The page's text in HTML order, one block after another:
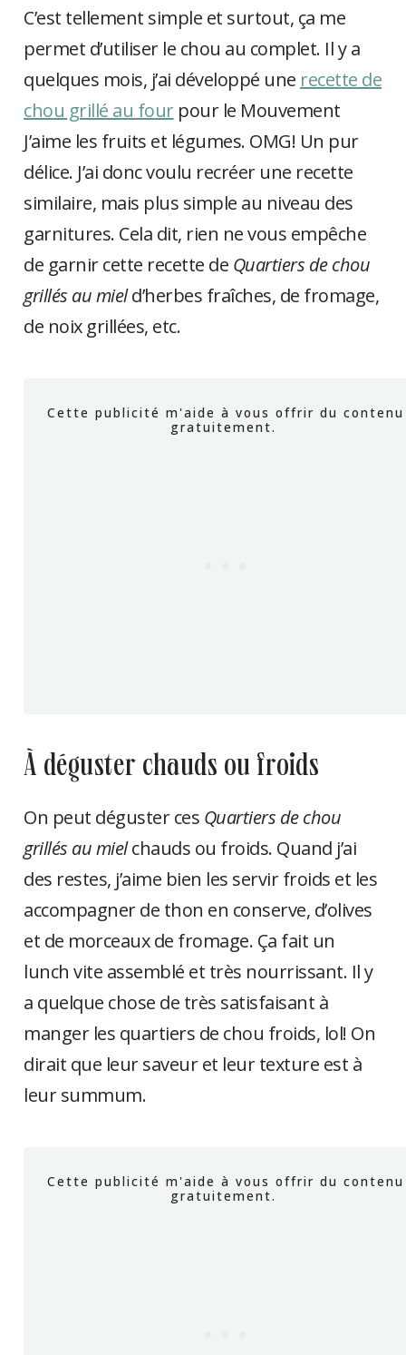
C’est tellement simple et surtout, ça me
permet d’utiliser le chou au complet. Il y a
quelques mois, j’ai développé une recette de
chou grillé au four pour le Mouvement
J’aime les fruits et légumes. OMG! Un pur
délice. J’ai donc voulu recréer une recette
similaire, mais plus simple au niveau des
garnitures. Cela dit, rien ne vous empêche
de garnir cette recette de Quartiers de chou
grillés au mield’herbes fraîches, de fromage,
de noix grillées, etc.
à déguster chauds ou froids
On peut déguster ces Quartiers de chou
grillés au mielchauds ou froids. Quand j’ai
des restes, j’aime bien les servir froids et les
accompagner de thon en conserve, d’olives
et de morceaux de fromage. Ça fait un
lunch vite assemblé et très nourrissant. Il y
a quelque chose de très satisfaisant à
manger les quartiers de chou froids, lol! On
dirait que leur saveur et leur texture est à
leur summum.